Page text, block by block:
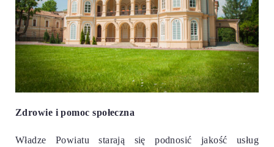
Zdrowie i pomoc społeczna
Władze Powiatu starają się podnosić jakość usług